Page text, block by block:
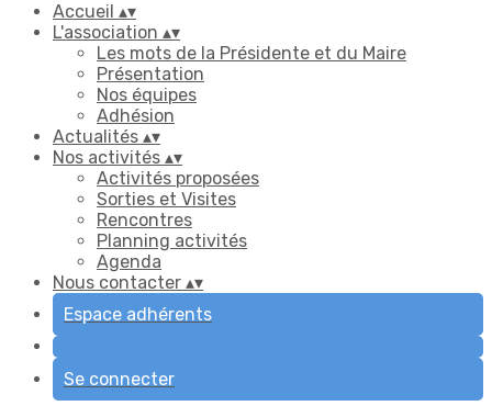
Accueil ▴▾
L'association ▴▾
Les mots de la Présidente et du Maire
Présentation
Nos équipes
Adhésion
Actualités ▴▾
Nos activités ▴▾
Activités proposées
Sorties et Visites
Rencontres
Planning activités
Agenda
Nous contacter ▴▾
Espace adhérents
Se connecter